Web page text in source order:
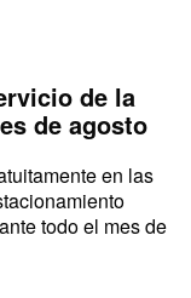
de la
de agosto
en las
todo el mes de